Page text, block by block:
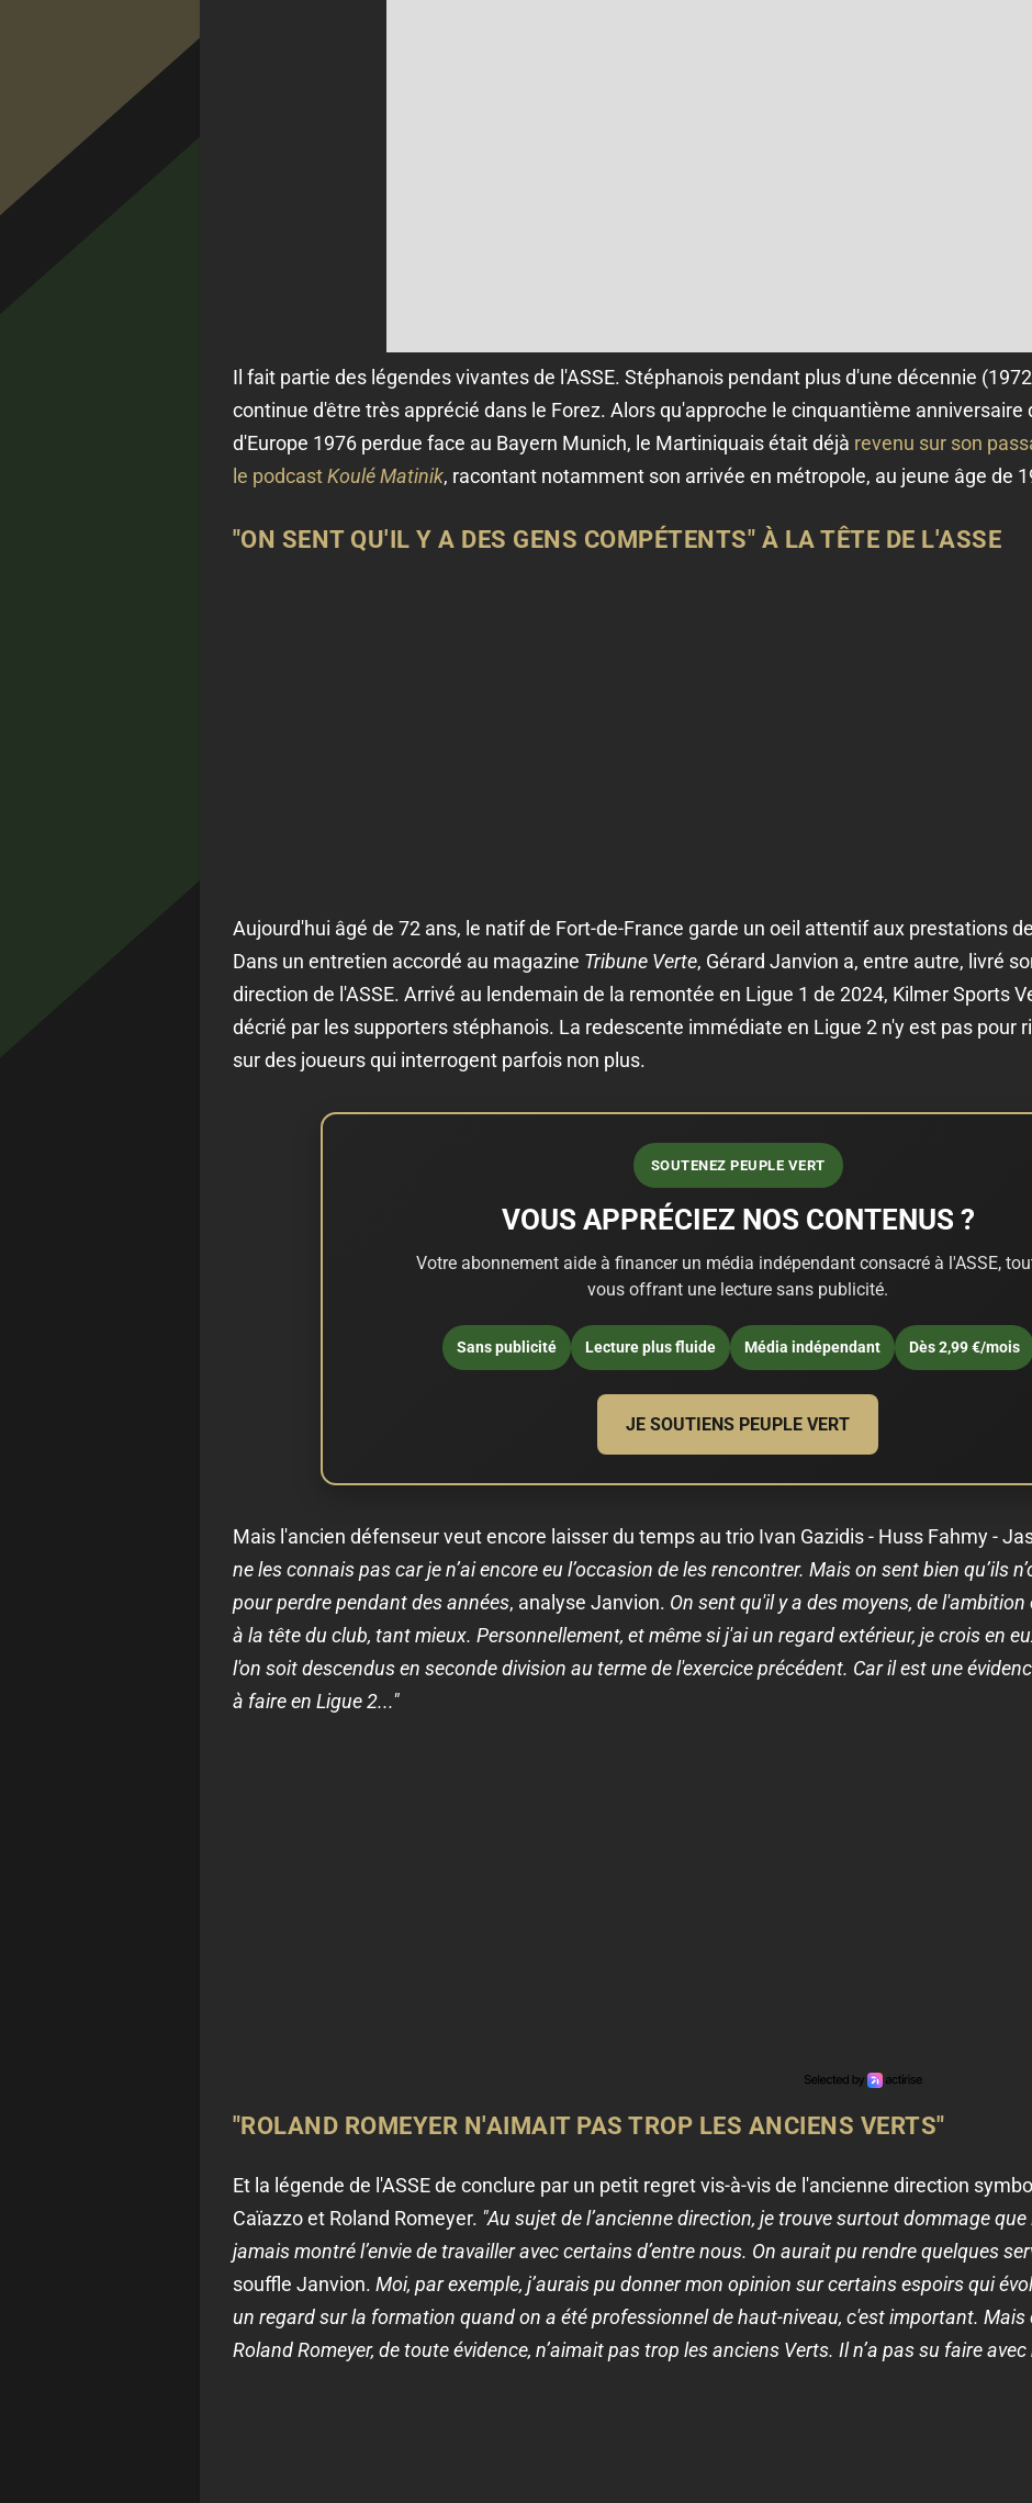
Il fait partie des légendes vivantes de l'ASSE. Stéphanois pendant plus d'une décennie
continue d'être très apprécié dans le Forez. Alors qu'approche le cinquantième anniversaire
d'Europe 1976 perdue face au Bayern Munich, le Martiniquais était déjà revenu sur son
le podcastKoulé Matinik, racontant notamment son arrivée en métropole, au jeune âge de
"ON SENT QU'IL Y A DES GENS COMPÉTENTS" À LA TÊTE DE L'ASSE
Aujourd'hui âgé de 72 ans, le natif de Fort-de-France garde un oeil attentif aux prestations
Dans un entretien accordé au magazine Tribune Verte, Gérard Janvion a, entre autre, livré
direction de l'ASSE. Arrivé au lendemain de la remontée en Ligue 1 de 2024, Kilmer Sports
décrié par les supporters stéphanois. La redescente immédiate en Ligue 2 n'y est pas pour
sur des joueurs qui interrogent parfois non plus.
SOUTENEZ PEUPLE VERT
VOUS APPRÉCIEZ NOS CONTENUS ?
Votre abonnement aide à financer un média indépendant consacré à l'ASSE,
vous offrant une lecture sans publicité.
Sans publicité Lecture plus fluide Média indépendant Dès 2,99 €/mois
JE SOUTIENS PEUPLE VERT
Mais l'ancien défenseur veut encore laisser du temps au trio Ivan Gazidis - Huss Fahmy -
ne les connais pas car je n’ai encore eu l’occasion de les rencontrer. Mais on sent bien qu’ils
pour perdre pendant des années, analyse Janvion. On sent qu'il y a des moyens, de
à la tête du club, tant mieux. Personnellement, et même si j'ai un regard extérieur, je crois en
l'on soit descendus en seconde division au terme de l'exercice précédent. Car il est une
à faire en Ligue 2..."
"ROLAND ROMEYER N'AIMAIT PAS TROP LES ANCIENS VERTS"
Et la légende de l'ASSE de conclure par un petit regret vis-à-vis de l'ancienne direction
Caïazzo et Roland Romeyer. "Au sujet de l’ancienne direction, je trouve surtout dommage que
jamais montré l’envie de travailler avec certains d’entre nous. On aurait pu rendre quelques
souffle Janvion. Moi, par exemple, j’aurais pu donner mon opinion sur certains espoirs qui
un regard sur la formation quand on a été professionnel de haut-niveau, c'est important. Mais
Roland Romeyer, de toute évidence, n’aimait pas trop les anciens Verts. Il n’a pas su faire